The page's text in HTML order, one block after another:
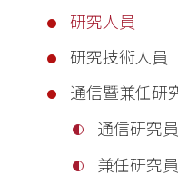
研究人員
研究技術人員
通信暨兼任研
通信研究員
兼任研究員